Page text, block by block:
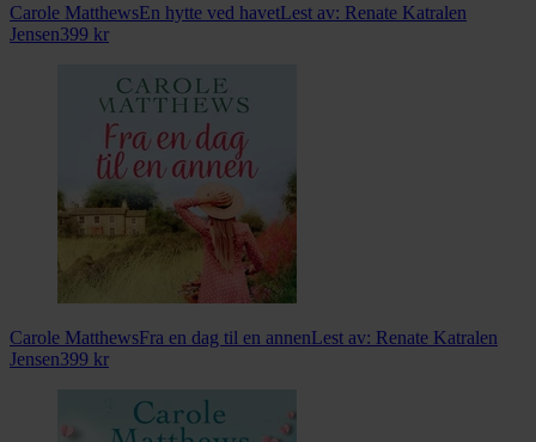
Carole MatthewsEn hytte ved havetLest av: Renate Katralen
Jensen399 kr
Carole MatthewsFra en dag til en annenLest av: Renate Katralen
Jensen399 kr